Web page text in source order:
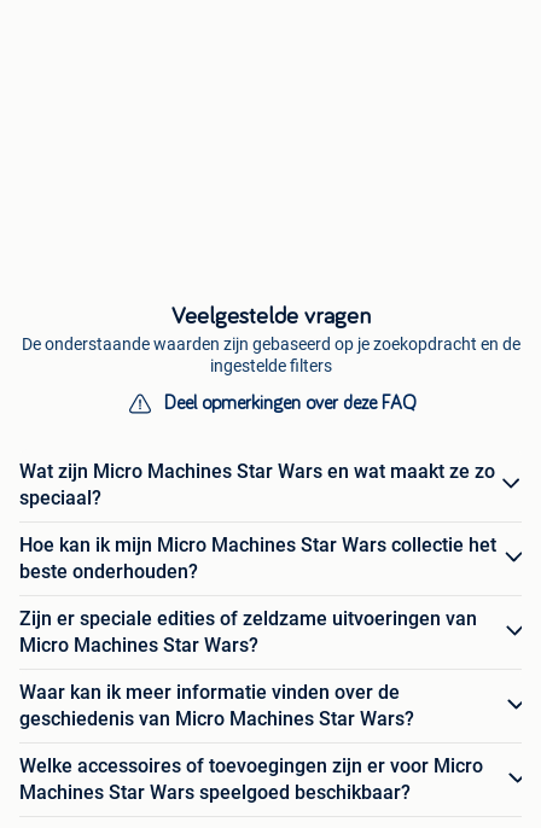
Veelgestelde vragen
De onderstaande waarden zijn gebaseerd op je zoekopdracht en de
ingestelde filters
Deel opmerkingen over deze FAQ
Wat zijn Micro Machines Star Wars en wat maakt ze zo
speciaal?
Hoe kan ik mijn Micro Machines Star Wars collectie het
beste onderhouden?
Zijn er speciale edities of zeldzame uitvoeringen van
Micro Machines Star Wars?
Waar kan ik meer informatie vinden over de
geschiedenis van Micro Machines Star Wars?
Welke accessoires of toevoegingen zijn er voor Micro
Machines Star Wars speelgoed beschikbaar?